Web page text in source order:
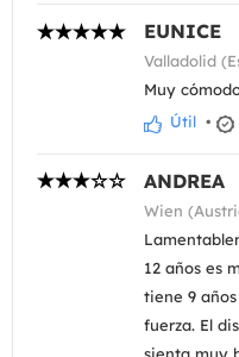
EUNICE
Valladolid
Muy
Útil •
ANDREA
Wien
12 años es
tiene 9
fuerza. El
sienta muy